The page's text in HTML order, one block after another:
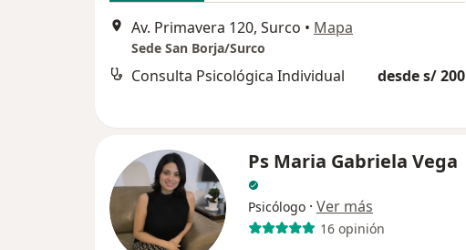
Av. Primavera 120, Surco • Mapa
Sede San Borja/Surco
Consulta Psicológica Individual desde s/ 200
Ps Maria Gabriela Vega
Psicólogo · Ver más
16 opinión